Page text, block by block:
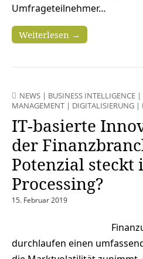
Umfrageteilnehmer…
Weiterlesen →
NEWS | BUSINESS INTELLIGENCE |
MANAGEMENT | DIGITALISIERUNG |
IT-basierte
der
Potenzial steckt
Processing?
15. Februar 2019
durchlaufen einen